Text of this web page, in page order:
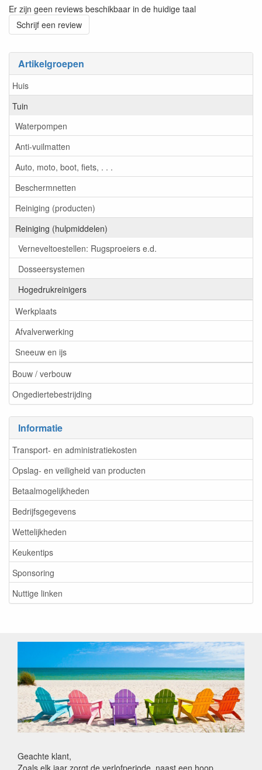
Artikelgroepen
Huis
Tuin
Waterpompen
Anti-vuilmatten
Auto, moto, boot, fiets, . . .
Beschermnetten
Reiniging (producten)
Reiniging (hulpmiddelen)
Verneveltoestellen: Rugsproeiers e.d.
Dosseersystemen
Hogedrukreinigers
Werkplaats
Afvalverwerking
Sneeuw en ijs
Bouw / verbouw
Ongediertebestrijding
Informatie
Transport- en administratiekosten
Opslag- en veiligheid van producten
Betaalmogelijkheden
Bedrijfsgegevens
Wettelijkheden
Keukentips
Sponsoring
Nuttige linken
Er zijn geen reviews beschikbaar in de huidige taal
Schrijf een review
Geachte klant,